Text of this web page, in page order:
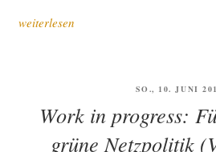
„Was
gesell­
weiterlesen
SO., 10. JUNI
Work in progress:
grüne Netzpolitik